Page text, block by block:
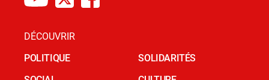
DÉCOUVRIR
POLITIQUE
SOLIDARITÉS